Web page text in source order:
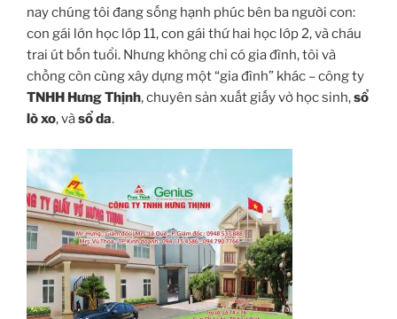
nay chúng tôi đang sống hạnh phúc bên ba người con:
con gái lớn học lớp 11, con gái thứ hai học lớp 2, và cháu
trai út bốn tuổi. Nhưng không chỉ có gia đình, tôi và
chồng còn cùng xây dựng một “gia đình” khác – công ty
TNHH Hưng Thịnh, chuyên sản xuất giấy vở học sinh,sổ
lò xo, vàsổ da.